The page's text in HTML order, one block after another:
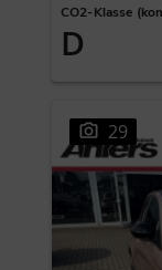
CO2-Klasse
D
29